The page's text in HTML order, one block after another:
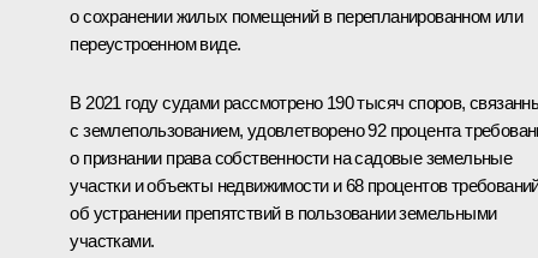
о сохранении жилых помещений в перепланированном или
переустроенном виде.
В 2021 году судами рассмотрено 190 тысяч споров,
с землепользованием, удовлетворено 92 процента
о признании права собственности на садовые земельные
участки и объекты недвижимости и 68 процентов
об устранении препятствий в пользовании земельными
участками.